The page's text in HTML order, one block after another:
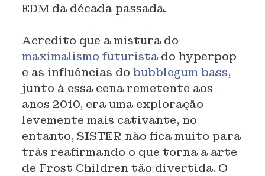
EDM da década passada.
Acredito que a mistura do
maximalismo futuristado hyperpop
e as influências do bubblegum bass,
junto à essa cena remetente aos
anos 2010, era uma exploração
levemente mais cativante, no
entanto, SISTER não fica muito para
trás reafirmando o que torna a arte
de Frost Children tão divertida. O